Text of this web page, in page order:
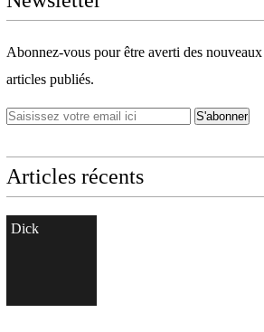
Abonnez-vous pour être averti des nouveaux
articles publiés.
Articles récents
Dick